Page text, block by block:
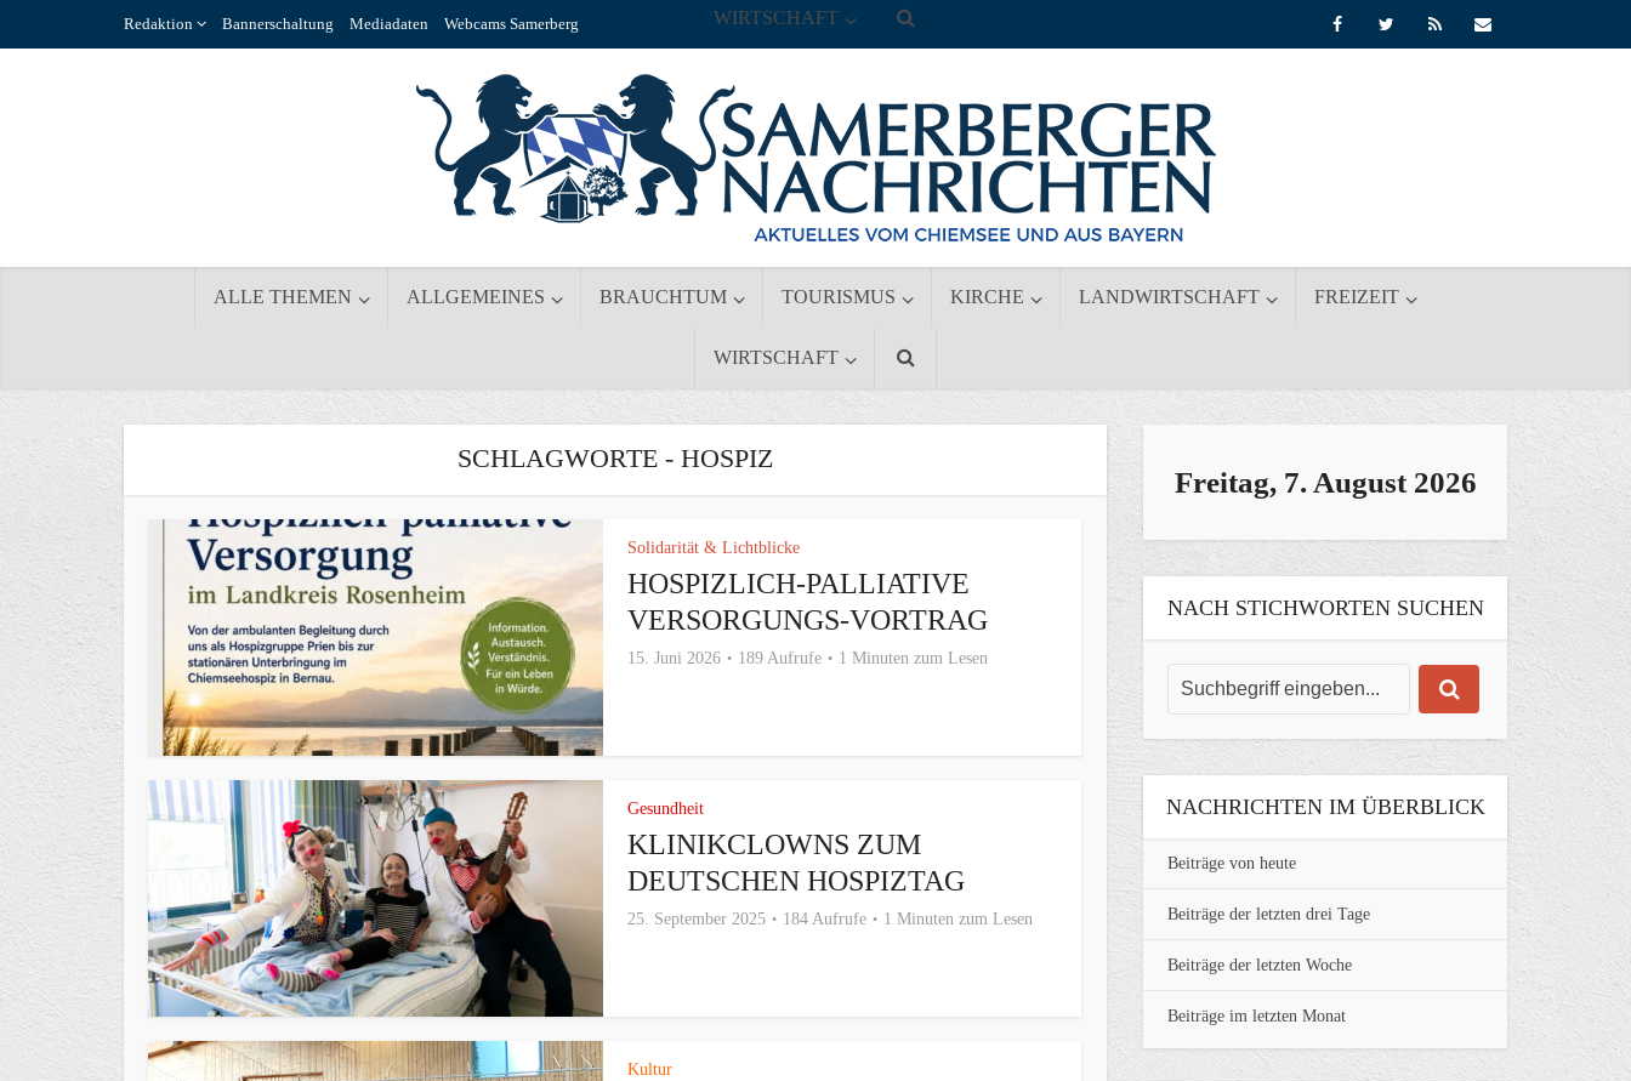
Redaktion Bannerschaltung Mediadaten Webcams Samerberg
ALLE THEMEN ALLGEMEINES BRAUCHTUM TOURISMUS KIRCHE LANDWIRTSCHAFT FREIZEIT
WIRTSCHAFT
WIRTSCHAFT
SCHLAGWORTE - HOSPIZ
Solidarität & Lichtblicke
HOSPIZLICH-PALLIATIVE
VERSORGUNGS-VORTRAG
15. Juni 2026 189 Aufrufe 1 Minuten zum Lesen
Gesundheit
KLINIKCLOWNS ZUM
DEUTSCHEN HOSPIZTAG
25. September 2025 184 Aufrufe 1 Minuten zum Lesen
Kultur
Freitag, 7. August 2026
NACH STICHWORTEN SUCHEN
NACHRICHTEN IM ÜBERBLICK
Beiträge von heute
Beiträge der letzten drei Tage
Beiträge der letzten Woche
Beiträge im letzten Monat